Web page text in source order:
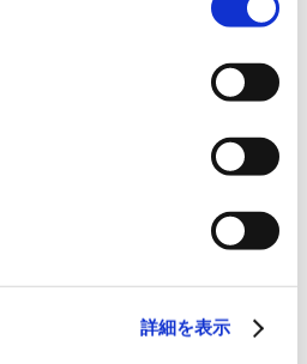
サイトの機能が制限される場
詳細を表示